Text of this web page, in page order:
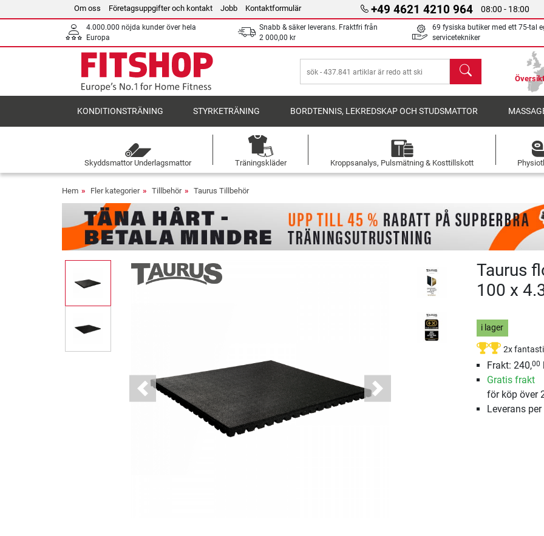
Om oss Företagsuppgifter och kontakt Jobb Kontaktformulär +49 4621 4210 964 08:00 - 18:00
4.000.000 nöjda kunder över hela
Europa
Snabb & säker leverans. Fraktfri från
2 000,00 kr
69 fysiska butiker med ett 75-tal
servicetekniker
sök
KONDITIONSTRÄNING STYRKETRÄNING BORDTENNIS, LEKREDSKAP OCH STUDSMATTOR
Skyddsmattor Underlagsmattor Träningskläder Kroppsanalys, Pulsmätning & Kosttillskott
Hem Fler kategorier Tillbehör Taurus Tillbehör
Previous Next
Taurus
100 x
i lager
2x
Frakt: 240,00
Gratis frakt
för köp över
Leverans per